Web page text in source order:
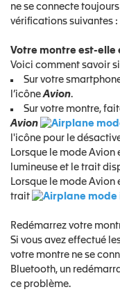
ne se connecte
vérifications suivantes :
Votre montre est-elle
Voici comment savoir
Sur votre
l’icôneAvion.
Sur votre montre,
Avion
l'icône pour le
Lorsque le mode Avion
lumineuse et le trait
Lorsque le mode Avion
trait
Redémarrez votre
Si vous avez effectué
votre montre ne se
Bluetooth, un
ce problème.